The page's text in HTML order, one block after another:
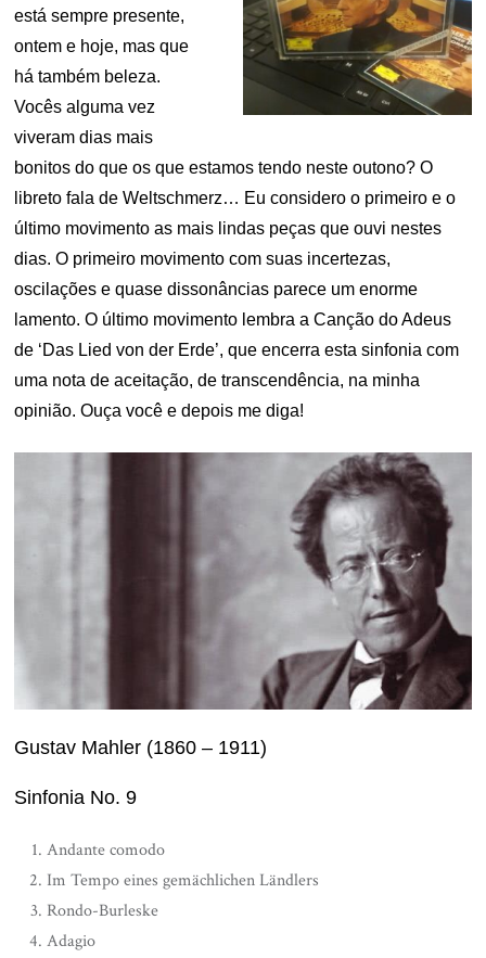
está sempre presente,
ontem e hoje, mas que
há também beleza.
Vocês alguma vez
viveram dias mais
bonitos do que os que estamos tendo neste outono? O
libreto fala de Weltschmerz… Eu considero o primeiro e o
último movimento as mais lindas peças que ouvi nestes
dias. O primeiro movimento com suas incertezas,
oscilações e quase dissonâncias parece um enorme
lamento. O último movimento lembra a Canção do Adeus
de ‘Das Lied von der Erde’, que encerra esta sinfonia com
uma nota de aceitação, de transcendência, na minha
opinião. Ouça você e depois me diga!
Gustav Mahler (1860 – 1911)
Sinfonia No. 9
Andante comodo
Im Tempo eines gemächlichen Ländlers
Rondo-Burleske
Adagio